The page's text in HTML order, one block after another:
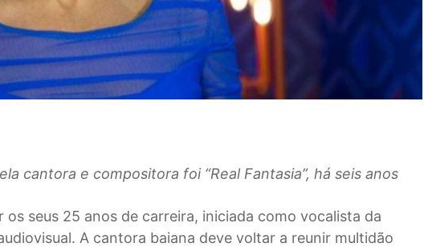
cantora e compositora foi “Real Fantasia”, há seis anos
seus 25 anos de carreira, iniciada como vocalista da
A cantora baiana deve voltar a reunir multidão